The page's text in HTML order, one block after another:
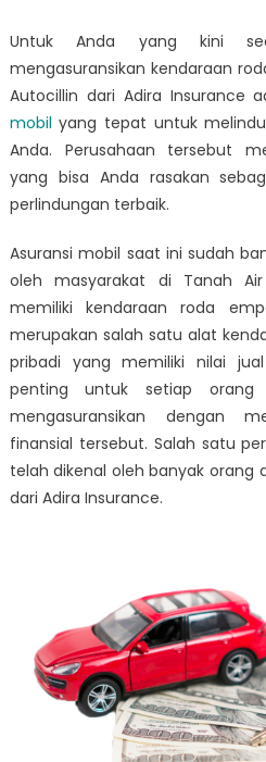
Untuk Anda yang kini
mengasuransikan kendaraan
Autocillin dari Adira Insurance
mobil yang tepat untuk
Anda. Perusahaan tersebut
yang bisa Anda rasakan
perlindungan terbaik.
Asuransi mobil saat ini sudah
oleh masyarakat di Tanah
memiliki kendaraan roda
merupakan salah satu alat
pribadi yang memiliki nilai
penting untuk setiap orang
mengasuransikan dengan
finansial tersebut. Salah satu
telah dikenal oleh banyak orang
dari Adira Insurance.